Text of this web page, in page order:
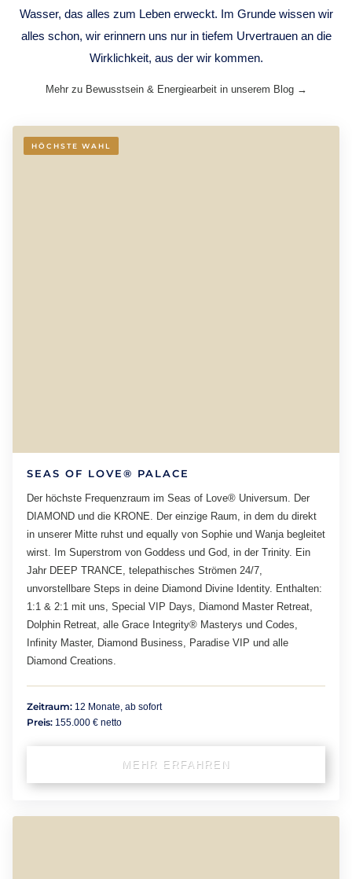
Wasser, das alles zum Leben erweckt. Im Grunde wissen wir
alles schon, wir erinnern uns nur in tiefem Urvertrauen an die
Wirklichkeit, aus der wir kommen.
Mehr zu Bewusstsein & Energiearbeit in unserem Blog →
HÖCHSTE WAHL
SEAS OF LOVE® PALACE
Der höchste Frequenzraum im Seas of Love® Universum. Der
DIAMOND und die KRONE. Der einzige Raum, in dem du direkt
in unserer Mitte ruhst und equally von Sophie und Wanja begleitet
wirst. Im Superstrom von Goddess und God, in der Trinity. Ein
Jahr DEEP TRANCE, telepathisches Strömen 24/7,
unvorstellbare Steps in deine Diamond Divine Identity. Enthalten:
1:1 & 2:1 mit uns, Special VIP Days, Diamond Master Retreat,
Dolphin Retreat, alle Grace Integrity® Masterys und Codes,
Infinity Master, Diamond Business, Paradise VIP und alle
Diamond Creations.
Zeitraum: 12 Monate, ab sofort
Preis: 155.000 € netto
MEHR ERFAHREN